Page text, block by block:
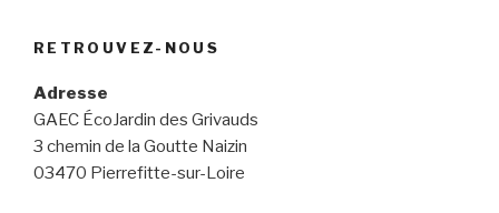
RETROUVEZ-NOUS
Adresse
GAEC ÉcoJardin des Grivauds
3 chemin de la Goutte Naizin
03470 Pierrefitte-sur-Loire